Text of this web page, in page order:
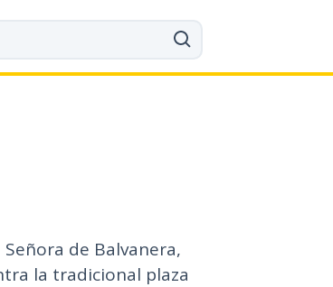
de Balvanera,
la tradicional plaza